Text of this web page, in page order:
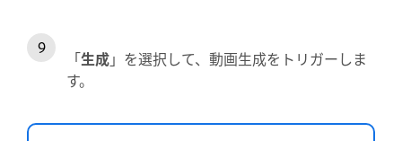
「生成」を選択して、動画生成をトリガーしま
す。